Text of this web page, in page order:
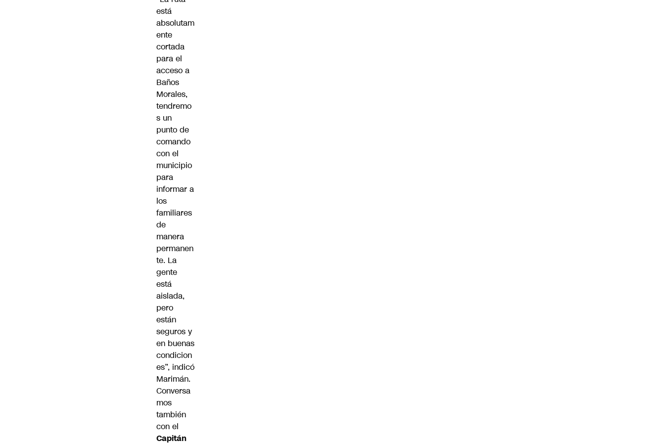
está
absolutam
ente
cortada
para el
acceso a
Baños
Morales,
tendremo
s un
punto de
comando
con el
municipio
para
informar a
los
familiares
de
manera
permanen
te. La
gente
está
aislada,
pero
están
seguros y
en buenas
condicion
es”, indicó
Marimán.
Conversa
mos
también
con el
Capitán